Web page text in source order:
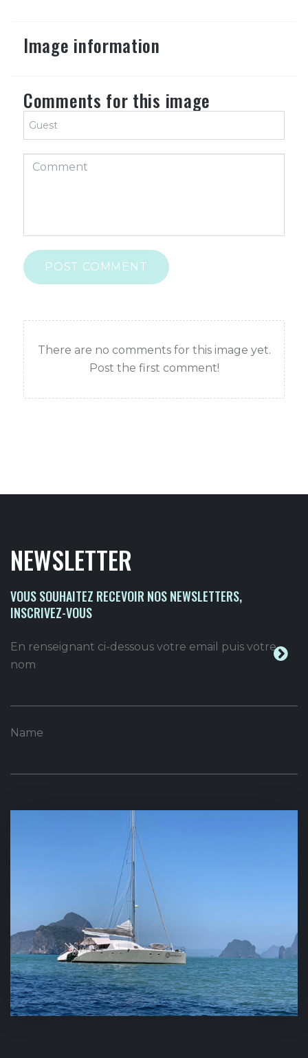
Image information
Comments for this image
POST COMMENT
There are no comments for this image yet.
Post the first comment!
NEWSLETTER
VOUS SOUHAITEZ RECEVOIR NOS NEWSLETTERS,
INSCRIVEZ-VOUS
En renseignant ci-dessous votre email puis votre
nom
Name